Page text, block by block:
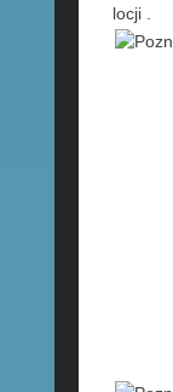
locji .